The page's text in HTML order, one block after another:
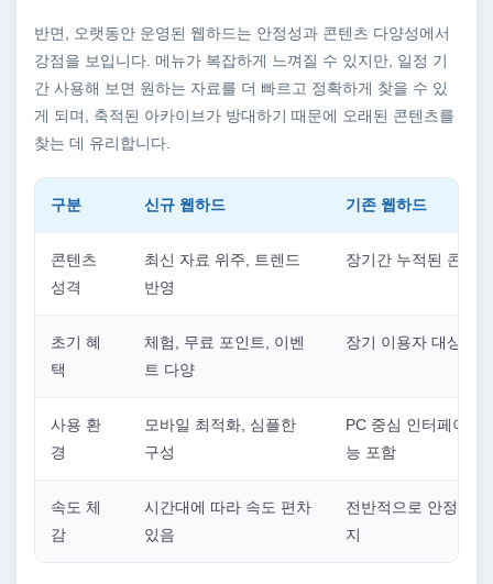
반면, 오랫동안 운영된 웹하드는 안정성과 콘텐츠 다양성에서
강점을 보입니다. 메뉴가 복잡하게 느껴질 수 있지만, 일정 기
간 사용해 보면 원하는 자료를 더 빠르고 정확하게 찾을 수 있
게 되며, 축적된 아카이브가 방대하기 때문에 오래된 콘텐츠를
찾는 데 유리합니다.
구분 신규 웹하드 기존 웹하드
콘텐츠
성격
최신 자료 위주, 트렌드
반영
장기간 누적된 콘텐
초기 혜
택
체험, 무료 포인트, 이벤
트 다양
장기 이용자 대상 혜
사용 환
경
모바일 최적화, 심플한
구성
PC 중심 인터페이스,
능 포함
속도 체
감
시간대에 따라 속도 편차
있음
전반적으로 안정적인
지